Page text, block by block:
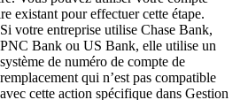
existant pour effectuer cette étape.
Si votre entreprise utilise Chase Bank,
PNC Bank ou US Bank, elle utilise un
système de numéro de compte de
remplacement qui n’est pas compatible
avec cette action spécifique dans Gestion